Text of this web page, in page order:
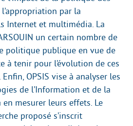
par la
Internet et multimédia. La
un certain nombre de
politique publique en vue de
à tenir pour l’évolution de ces
OPSIS vise à analyser les
de l’Information et de la
mesurer leurs effets. Le
proposé s’inscrit